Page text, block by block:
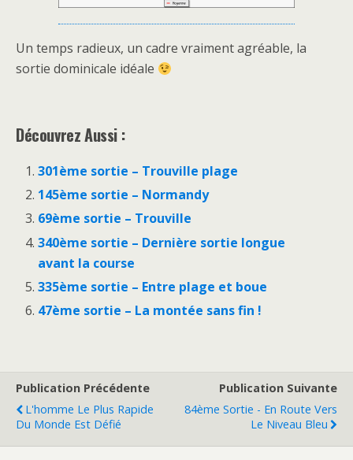
Un temps radieux, un cadre vraiment agréable, la
sortie dominicale idéale
Découvrez Aussi :
301ème sortie – Trouville plage
145ème sortie – Normandy
69ème sortie – Trouville
340ème sortie – Dernière sortie longue
avant la course
335ème sortie – Entre plage et boue
47ème sortie – La montée sans fin !
Publication Précédente
L'homme Le Plus Rapide
Du Monde Est Défié
Publication Suivante
84ème Sortie - En Route Vers
Le Niveau Bleu